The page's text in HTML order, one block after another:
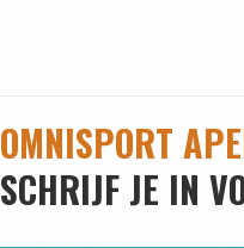
OMNISPORT
SCHRIJF JE IN